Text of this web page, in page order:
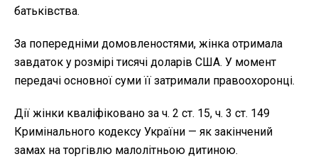
батьківства.
За попередніми домовленостями, жінка отримала
завдаток у розмірі тисячі доларів США. У момент
передачі основної суми її затримали правоохоронці.
Дії жінки кваліфіковано за ч. 2 ст. 15, ч. 3 ст. 149
Кримінального кодексу України — як закінчений
замах на торгівлю малолітньою дитиною.